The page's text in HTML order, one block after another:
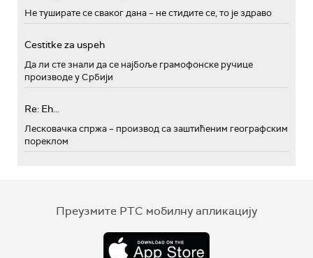
Не туширате се сваког дана – не стидите се, то је здраво
Cestitke za uspeh
Да ли сте знали да се најбоље грамофонске ручице
производе у Србији
Re: Eh...
Лесковачка спржа – производ са заштићеним географским
пореклом
Преузмите РТС мобилну апликацију